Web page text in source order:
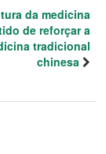
da medicina
de reforçar a
tradicional
chinesa